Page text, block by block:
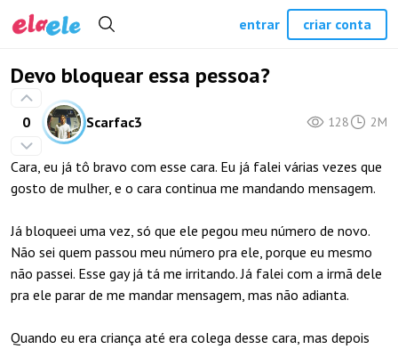
Devo bloquear essa pessoa?
0 Scarfac3 128 2M
Cara, eu já tô bravo com esse cara. Eu já falei várias vezes que
gosto de mulher, e o cara continua me mandando mensagem. ㅤ
ㅤJá bloqueei uma vez, só que ele pegou meu número de novo.
Não sei quem passou meu número pra ele, porque eu mesmo
não passei. Esse gay já tá me irritando. Já falei com a irmã dele
pra ele parar de me mandar mensagem, mas não adianta. ㅤ
ㅤQuando eu era criança até era colega desse cara, mas depois
entrar criar conta